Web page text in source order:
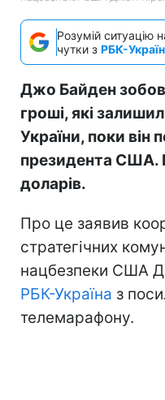
Розумій ситуацію
чутки з РБК-
Джо Байден
гроші, які
України, поки він
президента США.
доларів.
Про це заявив
стратегічних
нацбезпеки США
РБК-Україна з
телемарафону.